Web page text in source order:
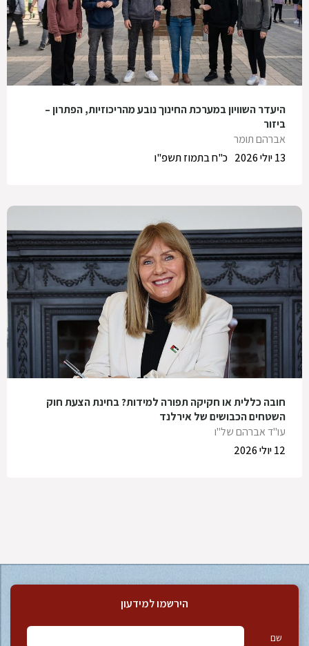
היעדר השוויון במערכת החינוך נובע מהריכוזיות, הפתרון –
ביזור
אברהם תומר
כ"ח בתמוז תשפ"ו
13 יולי 2026
חובה כללית או חקיקה תפורה למידות? בחינת הצעת חוק
השטחים הכבושים של אירלנד
עו"ד אברהם של"ו
12 יולי 2026
הירשמו למידעון
שם